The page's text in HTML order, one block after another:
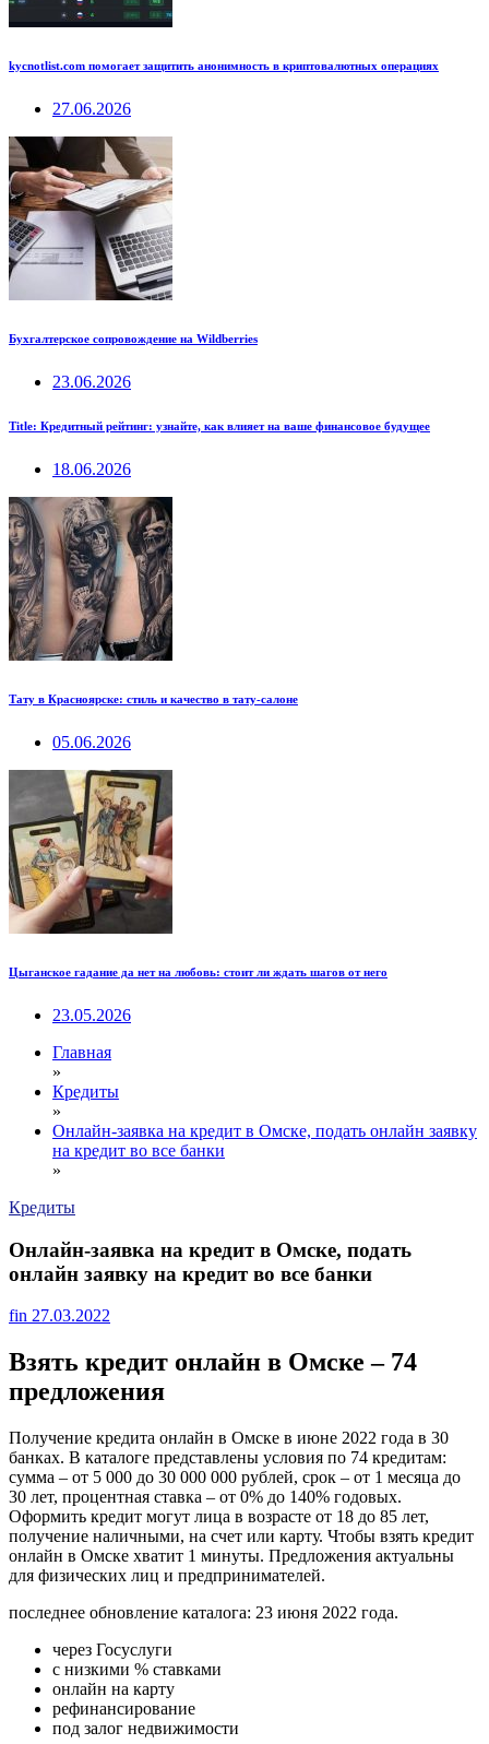
kycnotlist.com помогает защитить анонимность в криптовалютных операциях
27.06.2026
Бухгалтерское сопровождение на Wildberries
23.06.2026
Title: Кредитный рейтинг: узнайте, как влияет на ваше финансовое будущее
18.06.2026
Тату в Красноярске: стиль и качество в тату-салоне
05.06.2026
Цыганское гадание да нет на любовь: стоит ли ждать шагов от него
23.05.2026
Главная
»
Кредиты
»
Онлайн-заявка на кредит в Омске, подать онлайн заявку
на кредит во все банки
»
Кредиты
Онлайн-заявка на кредит в Омске, подать
онлайн заявку на кредит во все банки
fin 27.03.2022
Взять кредит онлайн в Омске – 74
предложения
Получение кредита онлайн в Омске в июне 2022 года в 30
банках. В каталоге представлены условия по 74 кредитам:
сумма – от 5 000 до 30 000 000 рублей, срок – от 1 месяца до
30 лет, процентная ставка – от 0% до 140% годовых.
Оформить кредит могут лица в возрасте от 18 до 85 лет,
получение наличными, на счет или карту. Чтобы взять кредит
онлайн в Омске хватит 1 минуты. Предложения актуальны
для физических лиц и предпринимателей.
последнее обновление каталога: 23 июня 2022 года.
через Госуслуги
с низкими % ставками
онлайн на карту
рефинансирование
под залог недвижимости